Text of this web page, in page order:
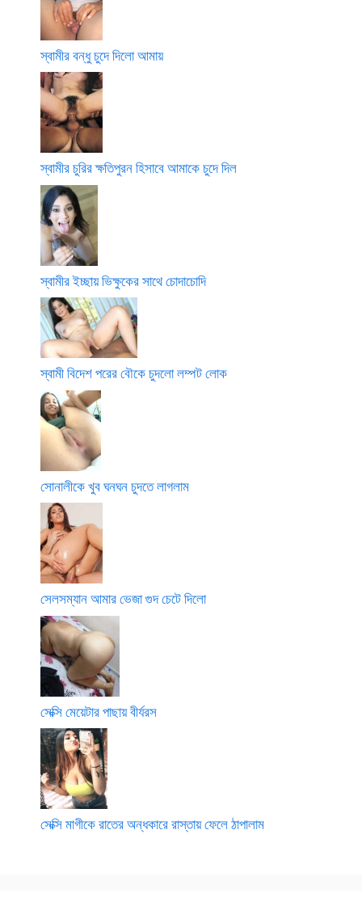
স্বামীর বন্ধু চুদে দিলো আমায়
স্বামীর চুরির ক্ষতিপুরন হিসাবে আমাকে চুদে দিল
স্বামীর ইচ্ছায় ভিক্ষুকের সাথে চোদাচোদি
স্বামী বিদেশ পরের বৌকে চুদলো লম্পট লোক
সোনালীকে খুব ঘনঘন চুদতে লাগলাম
সেলসম্যান আমার ভেজা গুদ চেটে দিলো
সেক্সি মেয়েটার পাছায় বীর্যরস
সেক্সি মাগীকে রাতের অন্ধকারে রাস্তায় ফেলে ঠাপালাম